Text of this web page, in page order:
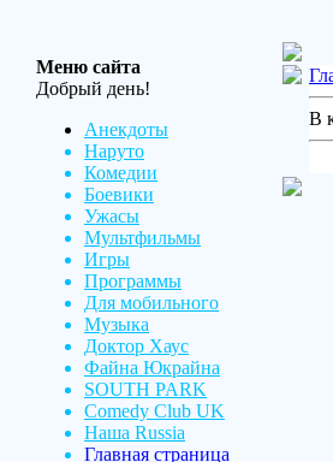
Меню сайта
Добрый день!
Анекдоты
Наруто
Комедии
Боевики
Ужасы
Мультфильмы
Игры
Программы
Для мобильного
Музыка
Доктор Хаус
Файна Юкрайна
SOUTH PARK
Comedy Club UK
Наша Russia
Главная страница
В